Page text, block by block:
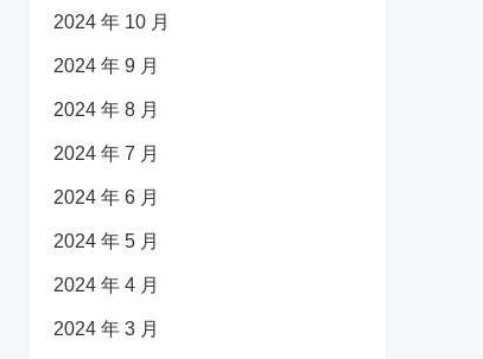
2024 年 10 月
2024 年 9 月
2024 年 8 月
2024 年 7 月
2024 年 6 月
2024 年 5 月
2024 年 4 月
2024 年 3 月